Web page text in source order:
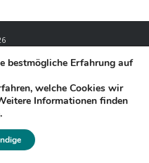
bestmögliche Erfahrung auf
welche Cookies wir
Informationen finden
.